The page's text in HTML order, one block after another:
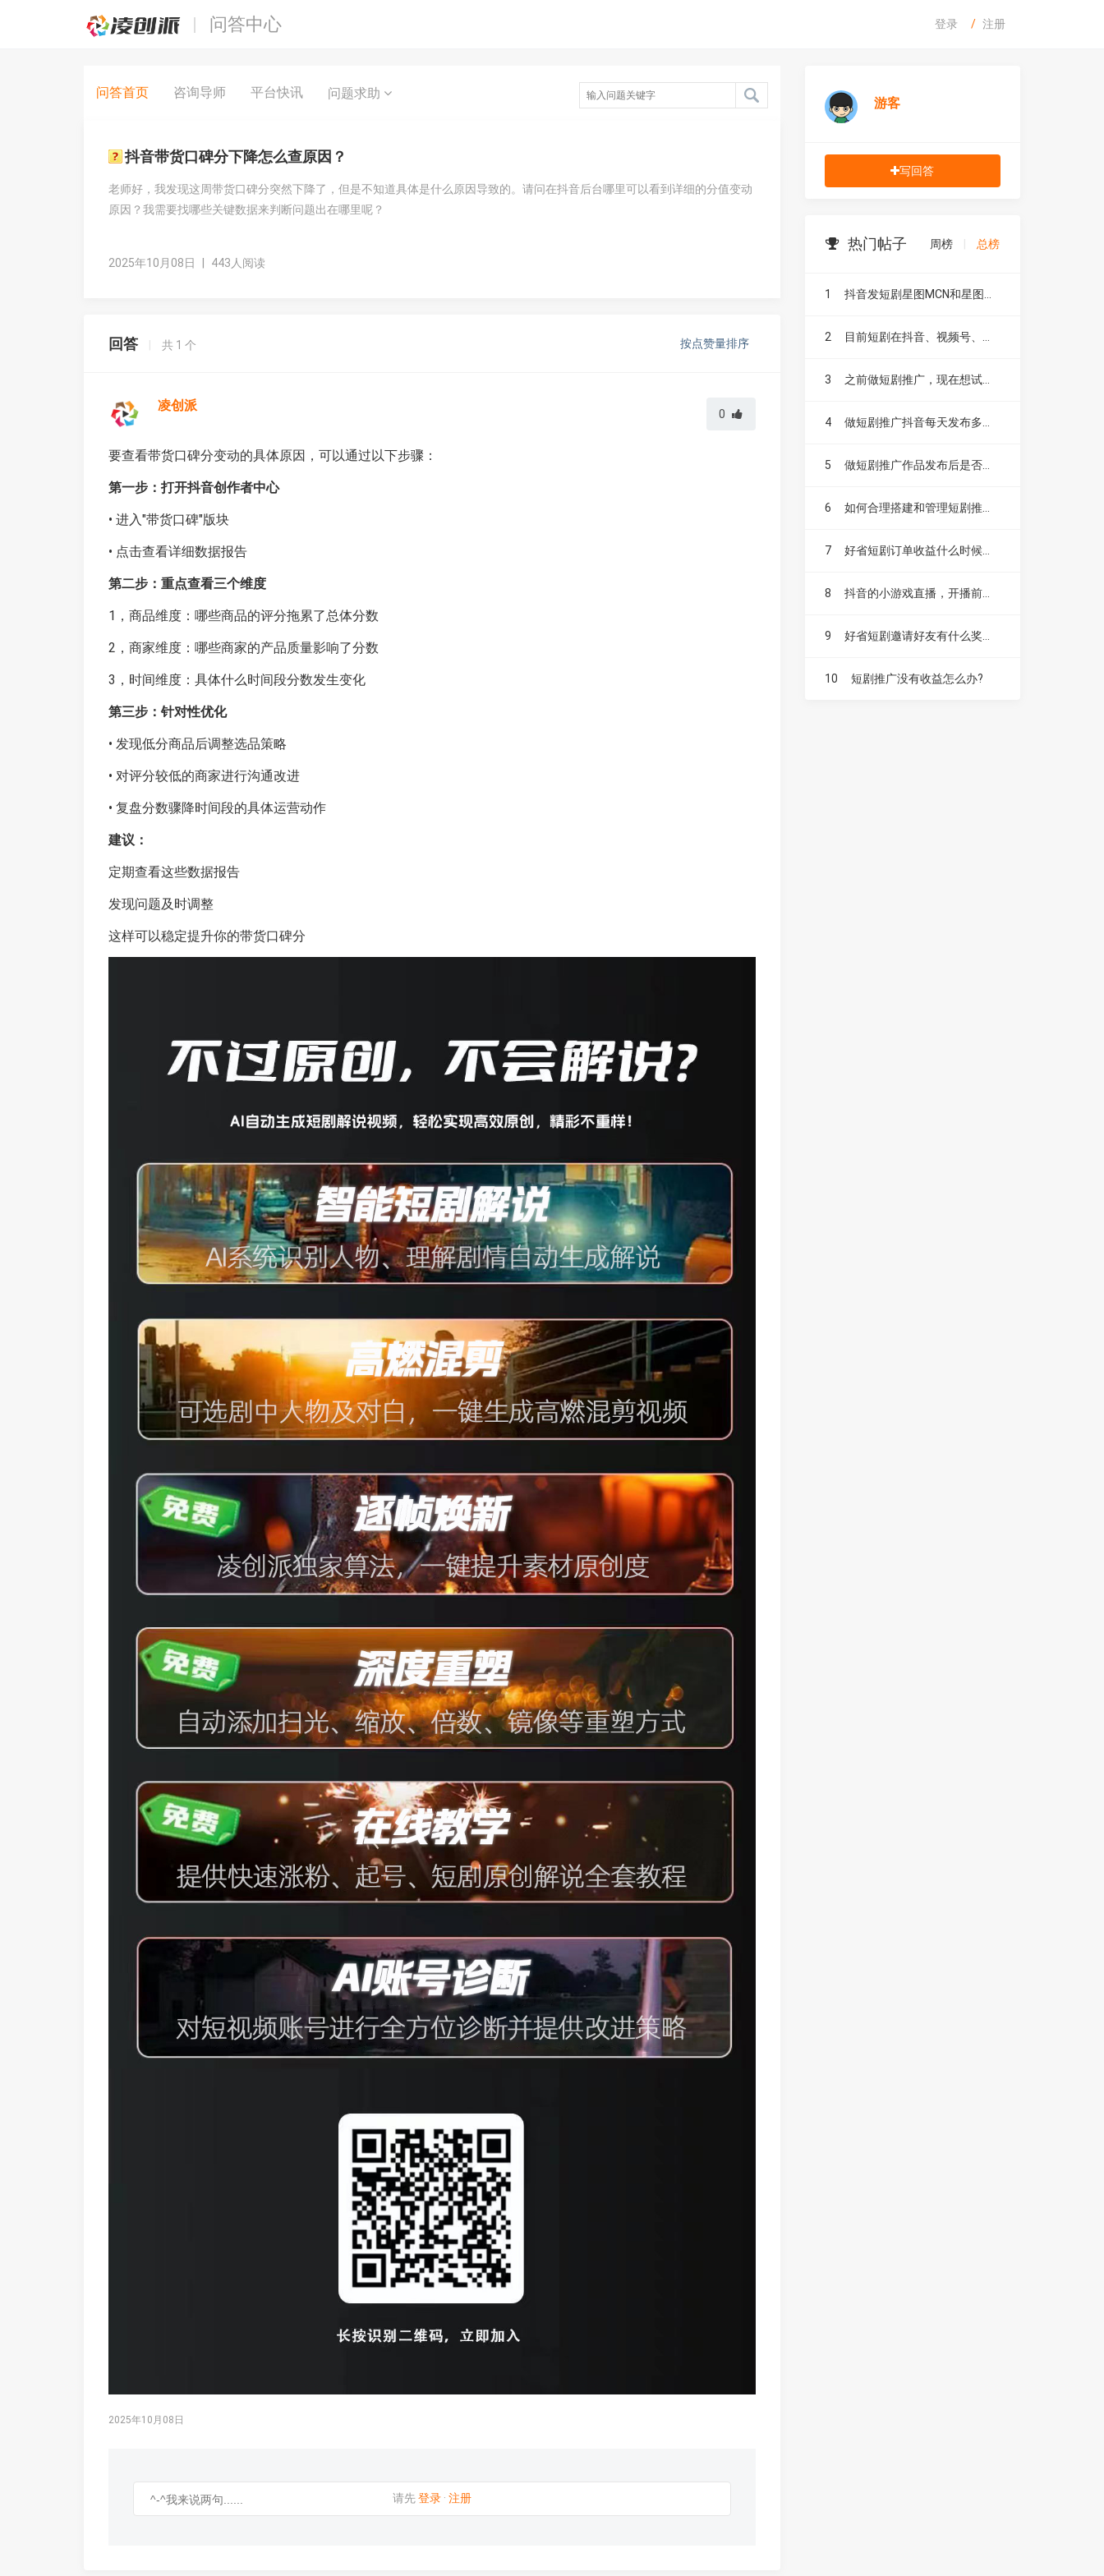
问答中心 登录 注册
问答首页 咨询导师 平台快讯 问题求助
抖音带货口碑分下降怎么查原因？
老师好，我发现这周带货口碑分突然下降了，但是不知道具体是什么原因导致的。请问在抖音后台哪里可以看到详细的分值变动
原因？我需要找哪些关键数据来判断问题出在哪里呢？
2025年10月08日 443人阅读
回答 | 共 1 个 按点赞量排序
凌创派
0
要查看带货口碑分变动的具体原因，可以通过以下步骤：
第一步：打开抖音创作者中心
• 进入"带货口碑"版块
• 点击查看详细数据报告
第二步：重点查看三个维度
1，商品维度：哪些商品的评分拖累了总体分数
2，商家维度：哪些商家的产品质量影响了分数
3，时间维度：具体什么时间段分数发生变化
第三步：针对性优化
• 发现低分商品后调整选品策略
• 对评分较低的商家进行沟通改进
• 复盘分数骤降时间段的具体运营动作
建议：
定期查看这些数据报告
发现问题及时调整
这样可以稳定提升你的带货口碑分
2025年10月08日
请先登录 · 注册
游客
写回答
热门帖子 周榜 总榜
1
2
3 之前做短剧推广，现在想试试漫剧，不知道漫剧好做吗？
4
5 做短剧推广作品发布后是否需要投抖加？
6
7 好省短剧订单收益什么时候结算，如何提现？
8 抖音的小游戏直播，开播前要不要先发视频扩大流量？
9
10 短剧推广没有收益怎么办?